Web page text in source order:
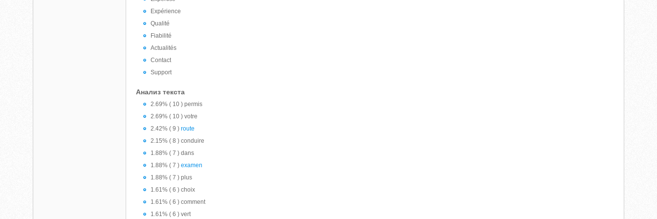
Expérience
Qualité
Fiabilité
Actualités
Contact
Support
Анализ текста
2.69% ( 10 ) permis
2.69% ( 10 ) votre
2.42% ( 9 )route
2.15% ( 8 ) conduire
1.88% ( 7 ) dans
1.88% ( 7 )examen
1.88% ( 7 ) plus
1.61% ( 6 ) choix
1.61% ( 6 ) comment
1.61% ( 6 ) vert